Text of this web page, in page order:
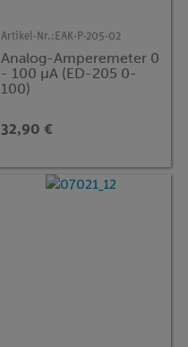
Artikel-Nr.: EAK-P-205-02
Analog-Amperemeter 0
- 100 µA (ED-205 0-
100)
32,90 €